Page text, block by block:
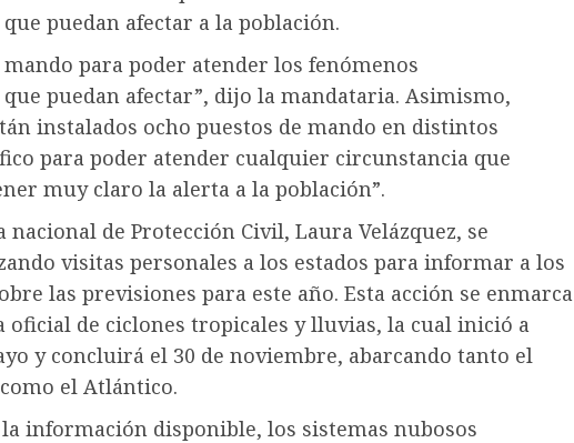
puedan afectar a la población.
mando para poder atender los fenómenos
puedan afectar”, dijo la mandataria. Asimismo,
instalados ocho puestos de mando en distintos
para poder atender cualquier circunstancia que
muy claro la alerta a la población”.
nacional de Protección Civil, Laura Velázquez, se
visitas personales a los estados para informar a los
las previsiones para este año. Esta acción se enmarca
oficial de ciclones tropicales y lluvias, la cual inició a
y concluirá el 30 de noviembre, abarcando tanto el
el Atlántico.
información disponible, los sistemas nubosos